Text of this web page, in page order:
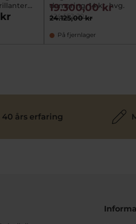
damering, 14 kt. hvg.
424-552-20
24.125,00 kr
19.300,00 kr
På fjernlager
40 års erfaring